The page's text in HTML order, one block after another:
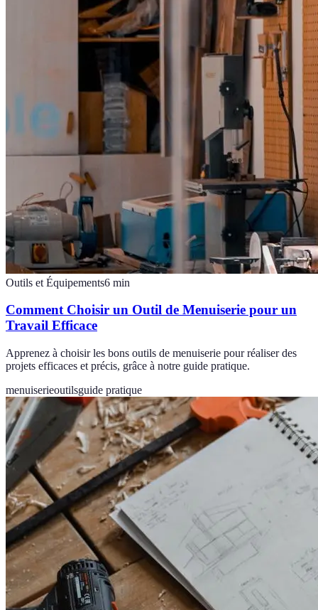
Outils et Équipements6 min
Comment Choisir un Outil de Menuiserie pour un
Travail Efficace
Apprenez à choisir les bons outils de menuiserie pour réaliser des
projets efficaces et précis, grâce à notre guide pratique.
menuiserieoutilsguide pratique